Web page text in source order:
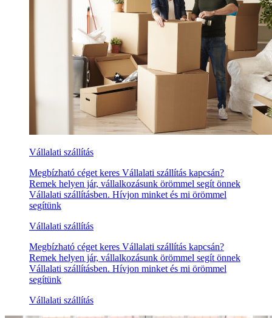
Vállalati szállítás
Megbízható céget keres Vállalati szállítás kapcsán?
Remek helyen jár, vállalkozásunk örömmel segít önnek
Vállalati szállításben. Hívjon minket és mi örömmel
segítünk
Vállalati szállítás
Megbízható céget keres Vállalati szállítás kapcsán?
Remek helyen jár, vállalkozásunk örömmel segít önnek
Vállalati szállításben. Hívjon minket és mi örömmel
segítünk
Vállalati szállítás